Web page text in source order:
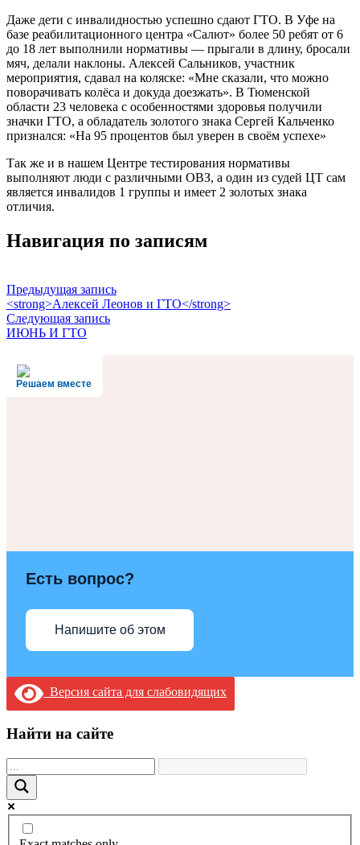
Даже дети с инвалидностью успешно сдают ГТО. В Уфе на
базе реабилитационного центра «Салют» более 50 ребят от 6
до 18 лет выполнили нормативы — прыгали в длину, бросали
мяч, делали наклоны. Алексей Сальников, участник
мероприятия, сдавал на коляске: «Мне сказали, что можно
поворачивать колёса и докуда доезжать». В Тюменской
области 23 человека с особенностями здоровья получили
значки ГТО, а обладатель золотого знака Сергей Кальченко
признался: «На 95 процентов был уверен в своём успехе»
Так же и в нашем Центре тестирования нормативы
выполняют люди с различными ОВЗ, а один из судей ЦТ сам
является инвалидов 1 группы и имеет 2 золотых знака
отличия.
Навигация по записям
Предыдущая запись
<strong>Алексей Леонов и ГТО</strong>
Следующая запись
ИЮНЬ И ГТО
Решаем вместе
Есть вопрос?
Напишите об этом
Версия сайта для слабовидящих
Найти на сайте